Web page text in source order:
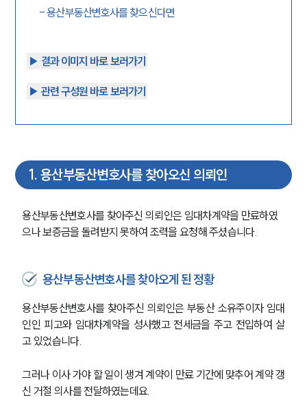
-용산부동산변호사를 찾으신다면
▶︎ 결과 이미지 바로 보러가기
▶︎ 관련 구성원 바로 보러가기
1. 용산부동산변호사를 찾아오신 의뢰인
용산부동산변호사를 찾아주신 의뢰인은 임대차계약을 만료하였
으나 보증금을 돌려받지 못하여 조력을 요청해 주셨습니다.
용산부동산변호사를 찾아오게 된 정황
용산부동산변호사를 찾아주신 의뢰인은 부동산 소유주이자 임대
인인 피고와 임대차계약을 성사했고 전세금을 주고 전입하여 살
고 있었습니다.
그러나 이사 가야 할 일이 생겨 계약이 만료 기간에 맞추어 계약 갱
신 거절 의사를 전달하였는데요.